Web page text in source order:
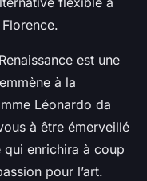
est une
à la
Léonardo da
à être émerveillé
enrichira à coup
pour l’art.